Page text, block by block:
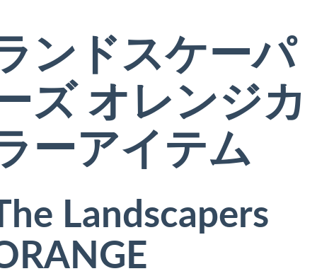
ンドスケーパ
ズ オレンジカ
ーアイテム
Landscapers